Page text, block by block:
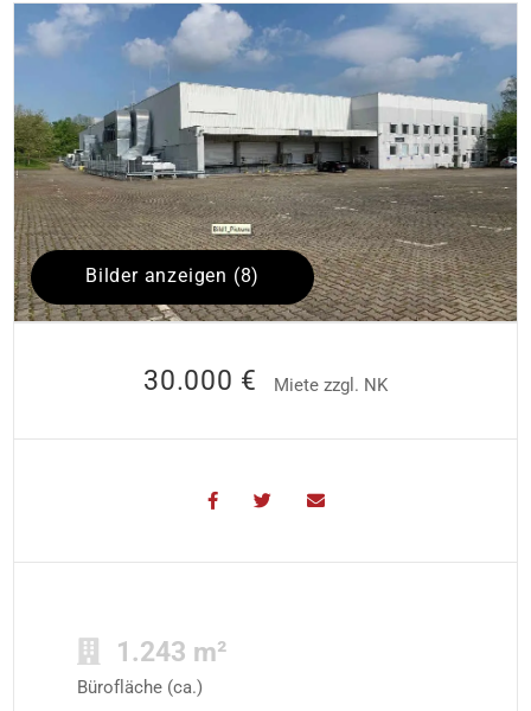
Bilder anzeigen (8)
30.000 € Miete zzgl. NK
1.243 m²
Bürofläche (ca.)